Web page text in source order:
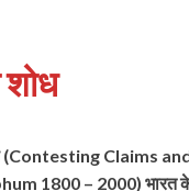
(Contesting Claims
1800 – 2000)